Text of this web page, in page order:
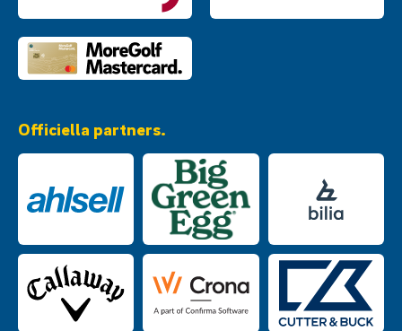
Officiella partners.